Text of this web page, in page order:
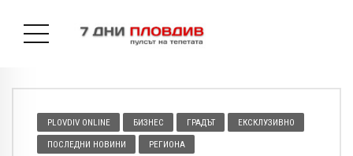
PLOVDIV ONLINE БИЗНЕС ГРАДЪТ ЕКСКЛУЗИВНО
ПОСЛЕДНИ НОВИНИ РЕГИОНА